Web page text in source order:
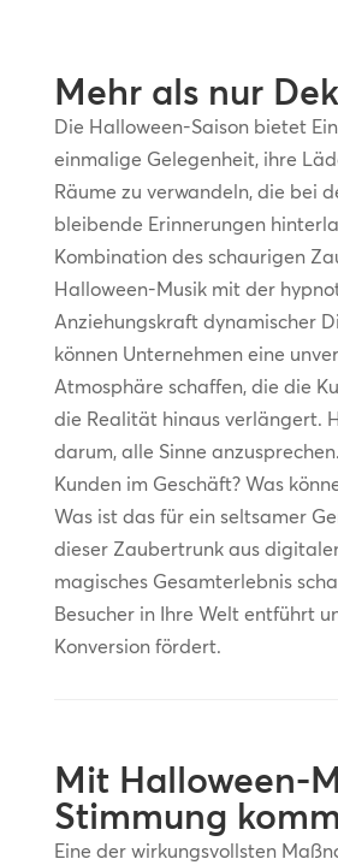
Mehr als nur
Die Halloween-Saison bietet
einmalige Gelegenheit, ihre
Räume zu verwandeln, die bei
bleibende Erinnerungen
Kombination des schaurigen
Halloween-Musik mit der
Anziehungskraft dynamischer
können Unternehmen eine
Atmosphäre schaffen, die die
die Realität hinaus verlängert.
darum, alle Sinne
Kunden im Geschäft? Was
Was ist das für ein seltsamer
dieser Zaubertrunk aus
magisches Gesamterlebnis
Besucher in Ihre Welt entführt
Konversion fördert.
Mit Halloween-
Stimmung
Eine der wirkungsvollsten